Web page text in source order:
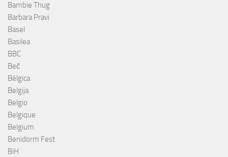
Bambie Thug
Barbara Pravi
Basel
Basilea
BBC
Beč
Bélgica
Belgija
Belgio
Belgique
Belgium
Benidorm Fest
BiH